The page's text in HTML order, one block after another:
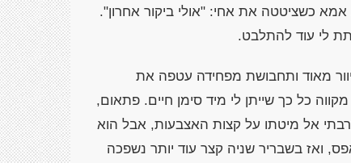
כשציטטה את אחי: "אולי ביקור אחרון".
לי עוד להתלבט.
מאוד ותחבושת מפחידה עטפה את
כל כך שייתן לי מיד סימן חיים. פתאום,
אל מיטתו על קצות האצבעות, אבל הוא
ואז בשבריר שניה קצר עוד יותר נשפכה